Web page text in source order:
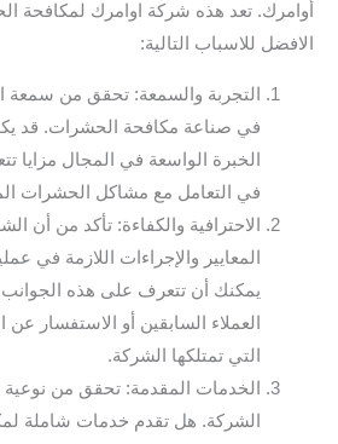
أوامرك. تعد هذه شركة اوامرك لمكافحة
الافضل للاسباب التالية:
التجربة والسمعة: تحقق من سمعة
في صناعة مكافحة الحشرات. قد
الخبرة الواسعة في المجال مزايا
في التعامل مع مشاكل الحشرات
الاحترافية والكفاءة: تأكد من أن
المعايير والإجراءات اللازمة في
يمكنك أن تتعرف على هذه الجوانب
العملاء السابقين أو الاستفسار
التي تمتلكها الشركة.
الخدمات المقدمة: تحقق من نوعية
الشركة. هل تقدم خدمات شاملة